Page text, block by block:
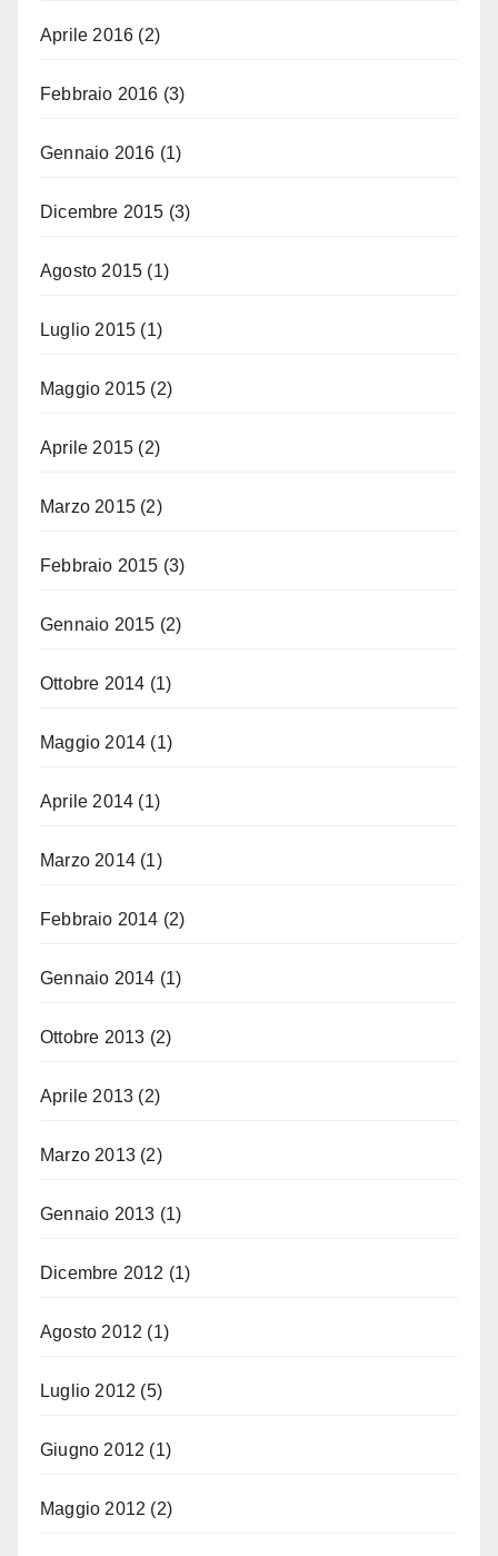
Aprile 2016 (2)
Febbraio 2016 (3)
Gennaio 2016 (1)
Dicembre 2015 (3)
Agosto 2015 (1)
Luglio 2015 (1)
Maggio 2015 (2)
Aprile 2015 (2)
Marzo 2015 (2)
Febbraio 2015 (3)
Gennaio 2015 (2)
Ottobre 2014 (1)
Maggio 2014 (1)
Aprile 2014 (1)
Marzo 2014 (1)
Febbraio 2014 (2)
Gennaio 2014 (1)
Ottobre 2013 (2)
Aprile 2013 (2)
Marzo 2013 (2)
Gennaio 2013 (1)
Dicembre 2012 (1)
Agosto 2012 (1)
Luglio 2012 (5)
Giugno 2012 (1)
Maggio 2012 (2)